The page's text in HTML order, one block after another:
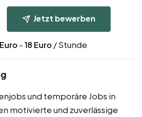
Jetzt bewerben
Euro -18 Euro / Stunde
und temporäre Jobs in
motivierte und zuverlässige